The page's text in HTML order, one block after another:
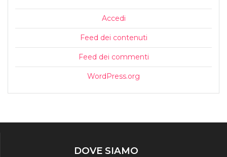
Accedi
Feed dei contenuti
Feed dei commenti
WordPress.org
DOVE SIAMO